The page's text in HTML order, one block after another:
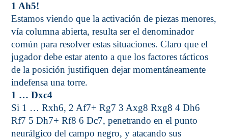
1 Ah5!
Estamos viendo que la activación de piezas menores,
vía columna abierta, resulta ser el denominador
común para resolver estas situaciones. Claro que el
jugador debe estar atento a que los factores tácticos
de la posición justifiquen dejar momentáneamente
indefensa una torre.
1 … Dxc4
Si 1 … Rxh6, 2 Af7+ Rg7 3 Axg8 Rxg8 4 Dh6
Rf7 5 Dh7+ Rf8 6 Dc7, penetrando en el punto
neurálgico del campo negro, y atacando sus